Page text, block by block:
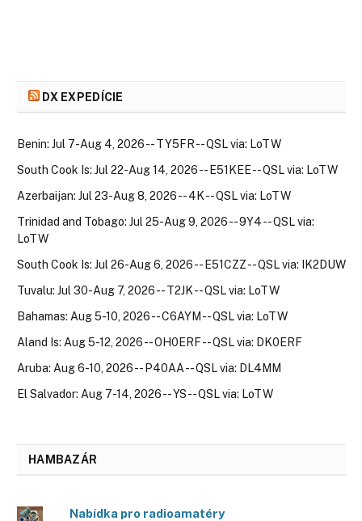
DX EXPEDÍCIE
Benin: Jul 7-Aug 4, 2026 -- TY5FR -- QSL via: LoTW
South Cook Is: Jul 22-Aug 14, 2026 -- E51KEE -- QSL via: LoTW
Azerbaijan: Jul 23-Aug 8, 2026 -- 4K -- QSL via: LoTW
Trinidad and Tobago: Jul 25-Aug 9, 2026 -- 9Y4 -- QSL via:
LoTW
South Cook Is: Jul 26-Aug 6, 2026 -- E51CZZ -- QSL via: IK2DUW
Tuvalu: Jul 30-Aug 7, 2026 -- T2JK -- QSL via: LoTW
Bahamas: Aug 5-10, 2026 -- C6AYM -- QSL via: LoTW
Aland Is: Aug 5-12, 2026 -- OH0ERF -- QSL via: DK0ERF
Aruba: Aug 6-10, 2026 -- P40AA -- QSL via: DL4MM
El Salvador: Aug 7-14, 2026 -- YS -- QSL via: LoTW
HAMBAZÁR
Nabídka pro radioamatéry